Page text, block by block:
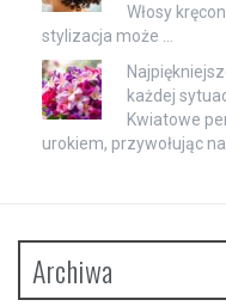
Włosy
stylizacja może …
każdej
Kwiatowe
urokiem, przywołując na
Archiwa